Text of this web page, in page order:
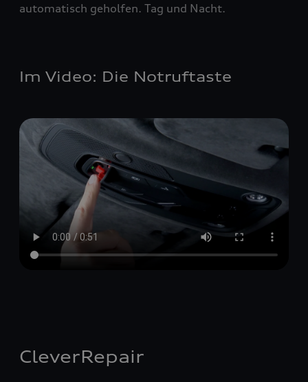
automatisch geholfen. Tag und Nacht.
Im Video: Die Notruftaste
CleverRepair